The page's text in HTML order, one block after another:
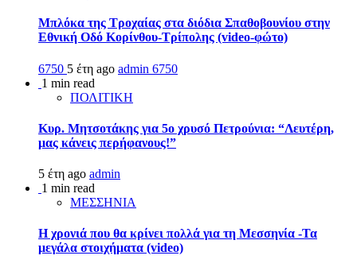
Μπλόκα της Τροχαίας στα διόδια Σπαθοβουνίου στην
Εθνική Οδό Κορίνθου-Τρίπολης (video-φώτο)
6750 5 έτη ago admin 6750
1 min read
ΠΟΛΙΤΙΚΗ
Κυρ. Μητσοτάκης για 5ο χρυσό Πετρούνια: “Λευτέρη,
μας κάνεις περήφανους!”
5 έτη ago admin
1 min read
ΜΕΣΣΗΝΙΑ
Η χρονιά που θα κρίνει πολλά για τη Μεσσηνία -Τα
μεγάλα στοιχήματα (video)